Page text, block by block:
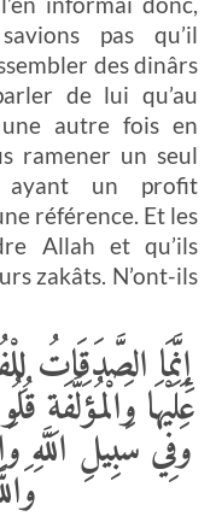
pas qu’il
des dinârs
de lui qu’au
autre fois en
ramener un seul
ayant un profit
référence. Et les
Allah et qu’ils
zakâts. N’ont-ils
إِنَّمَا الصَّدَقَاتُ
عَلَيْهَا وَالْمُؤَلَّفَةِ
وَفِي سَبِيلِ اللَّهِ